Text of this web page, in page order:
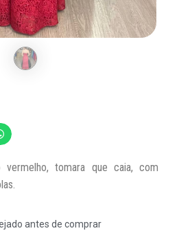
tomara que caia, com
antes de comprar